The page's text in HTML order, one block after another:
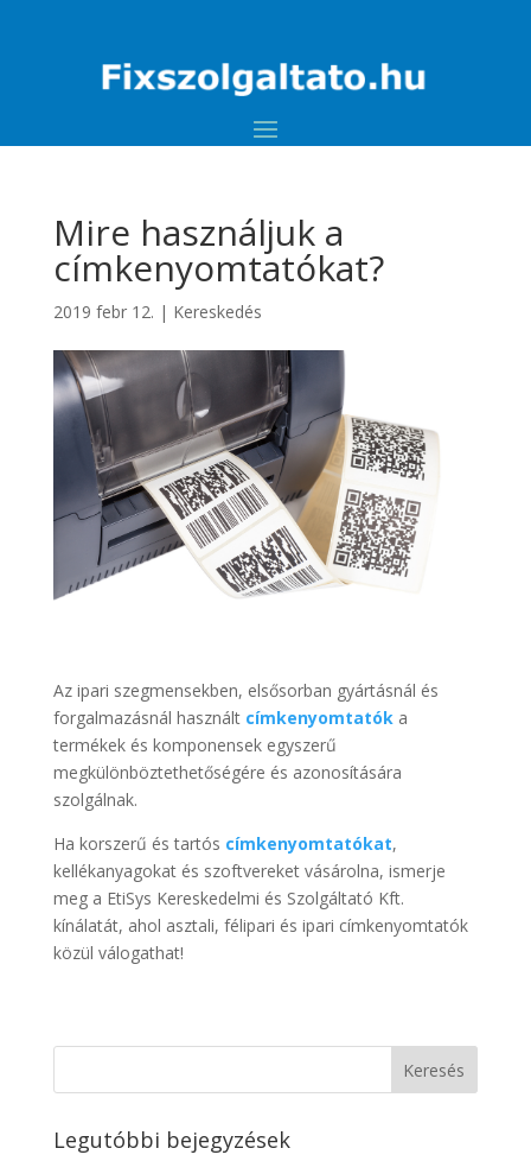
Mire használjuk a
címkenyomtatókat?
2019 febr 12. | Kereskedés
Az ipari szegmensekben, elsősorban gyártásnál és
forgalmazásnál használt címkenyomtatóka
termékek és komponensek egyszerű
megkülönböztethetőségére és azonosítására
szolgálnak.
Ha korszerű és tartós címkenyomtatókat,
kellékanyagokat és szoftvereket vásárolna, ismerje
meg a EtiSys Kereskedelmi és Szolgáltató Kft.
kínálatát, ahol asztali, félipari és ipari címkenyomtatók
közül válogathat!
Legutóbbi bejegyzések